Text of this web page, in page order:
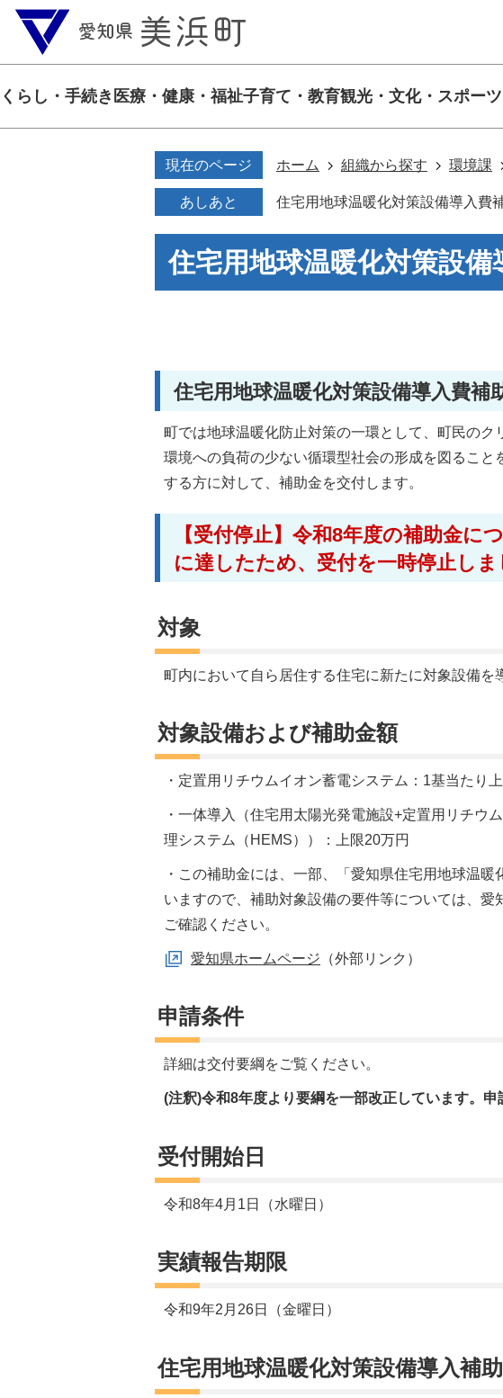
くらし・手続き 医療・健康・福祉子育て・教育観光・文化・スポーツ
現在のページ ホーム 組織から探す 環境課
あしあと 住宅用地球温暖化対策設備導入費
住宅用地球温暖化対策設備
住宅用地球温暖化対策設備導入費補
町では地球温暖化防止対策の一環として、町民のク
環境への負荷の少ない循環型社会の形成を図ること
する方に対して、補助金を交付します。
【受付停止】令和8年度の補助金に
に達したため、受付を一時停止しま
対象
町内において自ら居住する住宅に新たに対象設備を
対象設備および補助金額
・定置用リチウムイオン蓄電システム：1基当たり
・一体導入（住宅用太陽光発電施設+定置用リチウ
理システム（HEMS））：上限20万円
・この補助金には、一部、「愛知県住宅用地球温
いますので、補助対象設備の要件等については、
ご確認ください。
愛知県ホームページ （外部リンク）
申請条件
詳細は交付要綱をご覧ください。
(注釈)令和8年度より要綱を一部改正しています。申
受付開始日
令和8年4月1日（水曜日）
実績報告期限
令和9年2月26日（金曜日）
住宅用地球温暖化対策設備導入補